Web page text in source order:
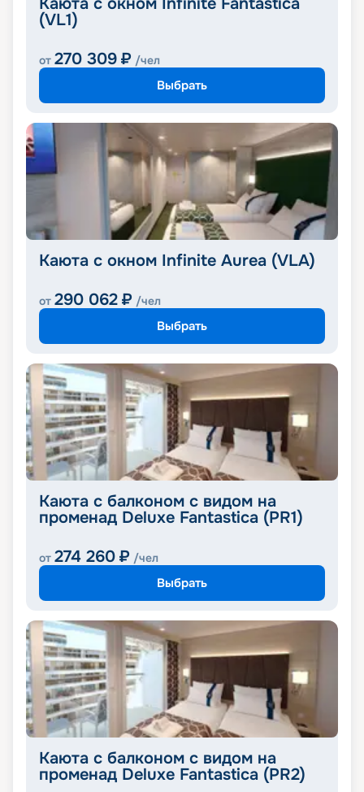
(VL1)
от 270 309 ₽ /чел
Выбрать
Каюта с окном Infinite Aurea (VLA)
от 290 062 ₽ /чел
Выбрать
Каюта с балконом с видом на
променад Deluxe Fantastica (PR1)
от 274 260 ₽ /чел
Выбрать
Каюта с балконом с видом на
променад Deluxe Fantastica (PR2)